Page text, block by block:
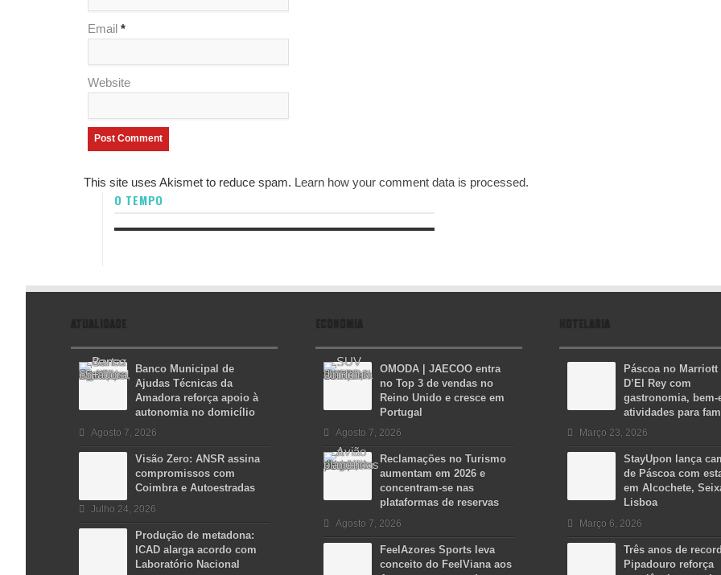
Email *
Website
This site uses Akismet to reduce spam. Learn how your comment data is processed.
O TEMPO
ATUALIDADE
Banco Municipal de
Ajudas Técnicas da
Amadora reforça apoio à
autonomia no domicílio
Agosto 7, 2026
Visão Zero: ANSR assina
compromissos com
Coimbra e Autoestradas
Julho 24, 2026
Produção de metadona:
ICAD alarga acordo com
Laboratório Nacional
ECONOMIA
OMODA | JAECOO entra
no Top 3 de vendas no
Reino Unido e cresce em
Portugal
Agosto 7, 2026
Reclamações no Turismo
aumentam em 2026 e
concentram-se nas
plataformas de reservas
Agosto 7, 2026
FeelAzores Sports leva
conceito do FeelViana aos
HOTELARIA
Páscoa no Marriott
D’El Rey com
gastronomia, bem-
atividades para
Março 23, 2026
StayUpon lança
de Páscoa com
em Alcochete,
Lisboa
Março 6, 2026
Três anos de
Pipadouro reforça